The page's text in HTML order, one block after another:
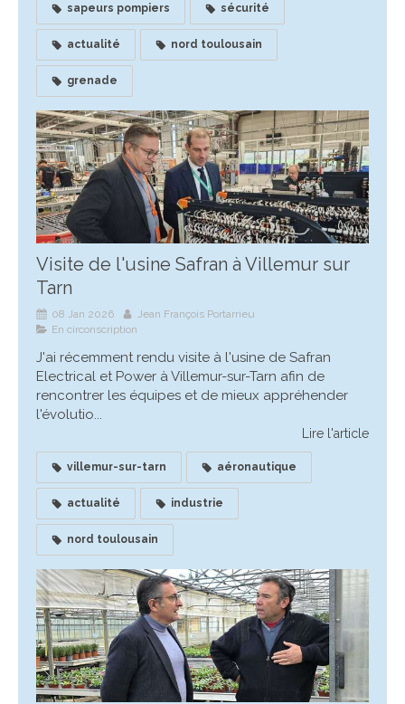
sapeurs pompiers sécurité
actualité nord toulousain
grenade
Visite de l'usine Safran à Villemur sur
Tarn
08 Jan 2026
Jean François Portarrieu
En circonscription
J'ai récemment rendu visite à l'usine de Safran
Electrical et Power à Villemur-sur-Tarn afin de
rencontrer les équipes et de mieux appréhender
l'évolutio...
Lire l'article
villemur-sur-tarn aéronautique
actualité industrie
nord toulousain